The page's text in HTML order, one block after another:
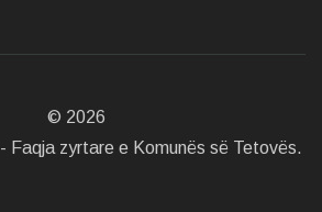
© 2026
Faqja zyrtare e Komunës së Tetovës.